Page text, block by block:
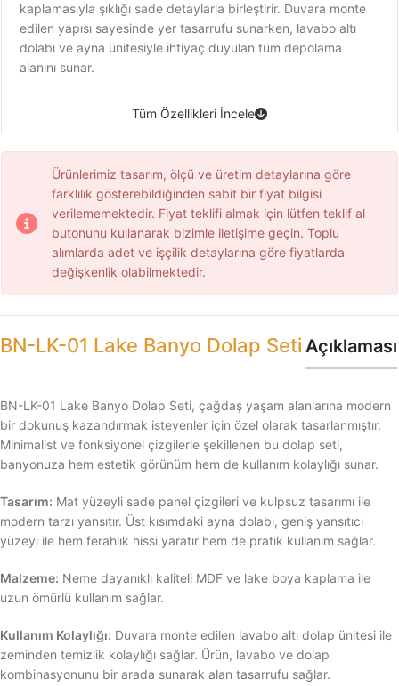
kaplamasıyla şıklığı sade detaylarla birleştirir. Duvara monte
edilen yapısı sayesinde yer tasarrufu sunarken, lavabo altı
dolabı ve ayna ünitesiyle ihtiyaç duyulan tüm depolama
alanını sunar.
Tüm Özellikleri İncele
Ürünlerimiz tasarım, ölçü ve üretim detaylarına göre
farklılık gösterebildiğinden sabit bir fiyat bilgisi
verilememektedir. Fiyat teklifi almak için lütfen teklif al
butonunu kullanarak bizimle iletişime geçin. Toplu
alımlarda adet ve işçilik detaylarına göre fiyatlarda
değişkenlik olabilmektedir.
BN-LK-01 Lake Banyo Dolap Seti Açıklaması
BN-LK-01 Lake Banyo Dolap Seti, çağdaş yaşam alanlarına modern
bir dokunuş kazandırmak isteyenler için özel olarak tasarlanmıştır.
Minimalist ve fonksiyonel çizgilerle şekillenen bu dolap seti,
banyonuza hem estetik görünüm hem de kullanım kolaylığı sunar.
Tasarım: Mat yüzeyli sade panel çizgileri ve kulpsuz tasarımı ile
modern tarzı yansıtır. Üst kısımdaki ayna dolabı, geniş yansıtıcı
yüzeyi ile hem ferahlık hissi yaratır hem de pratik kullanım sağlar.
Malzeme: Neme dayanıklı kaliteli MDF ve lake boya kaplama ile
uzun ömürlü kullanım sağlar.
Kullanım Kolaylığı: Duvara monte edilen lavabo altı dolap ünitesi ile
zeminden temizlik kolaylığı sağlar. Ürün, lavabo ve dolap
kombinasyonunu bir arada sunarak alan tasarrufu sağlar.